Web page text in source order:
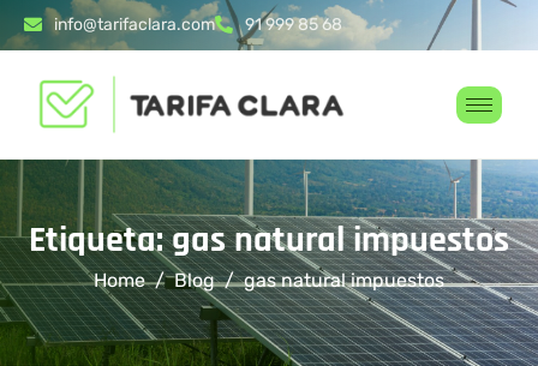
info@tarifaclara.com 91 999 85 68
Etiqueta: gas natural impuestos
Home Blog gas natural impuestos